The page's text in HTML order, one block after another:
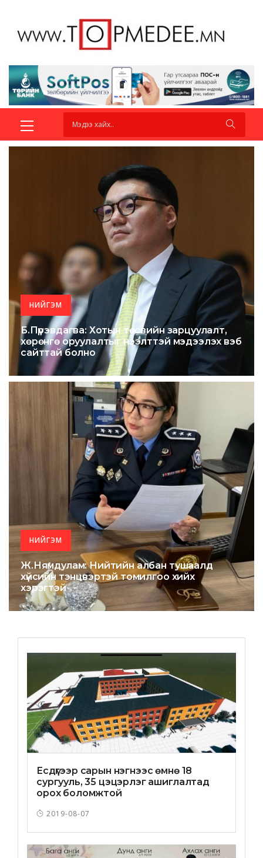
НИЙГЭМ
Б.Пүрэвдагва: Хотын төсвийн зарцуулалт,
хөрөнгө оруулалтыг нээлттэй мэдээлэх вэб
сайттай болно
НИЙГЭМ
Ж.Нямдулам: Нийтийн албан тушаалд
хүйсийн тэнцвэртэй томилгоо хийх
хэрэгтэй
Есдүгээр сарын нэгнээс өмнө 18
сургууль, 35 цэцэрлэг ашиглалтад
орох боломжтой
2019-08-07